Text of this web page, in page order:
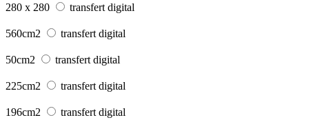
280 x 280
transfert digital
560cm2 transfert digital
50cm2 transfert digital
225cm2 transfert digital
196cm2 transfert digital